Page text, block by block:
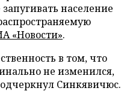
население
«Новости».
в том, что
не изменился,
Синкявичюс.